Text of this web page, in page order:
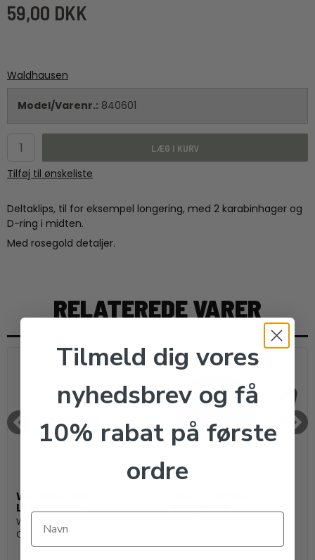
59,00 DKK
Waldhausen
Model/Varenr.: 840601
LÆG I KURV
Tilføj til ønskeliste
Deltaklips, til for eksempel longering, med 2 karabinhager og
D-ring i midten.
Med rosegold detaljer.
RELATEREDE VARER
WALDHAUSEN
Longedelta
Waldhausen
Clips til longering
Longeline
Tilmeld dig vores
nyhedsbrev og få
10% rabat på første
ordre